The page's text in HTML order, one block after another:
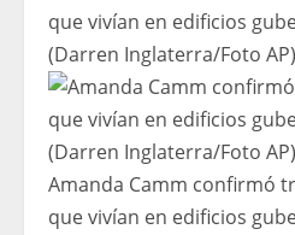
Amanda Camm confirmó
que vivían en edificios